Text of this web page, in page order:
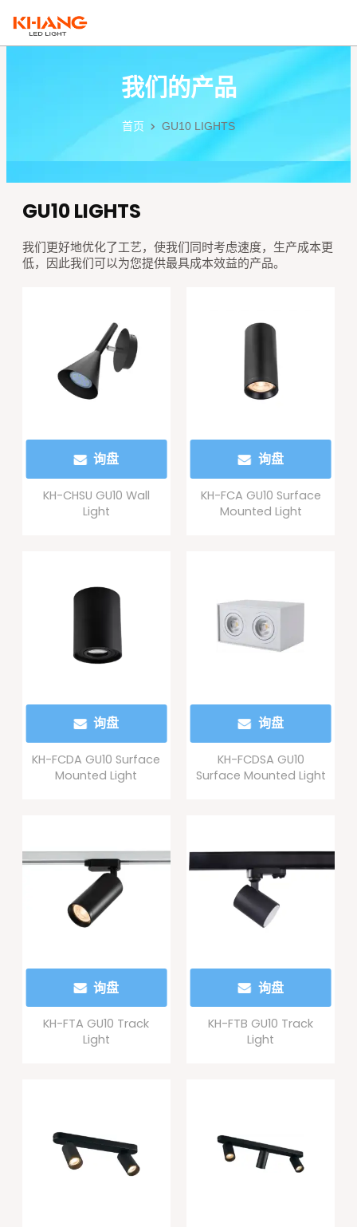
我们的产品
首页 GU10 LIGHTS
GU10 LIGHTS
我们更好地优化了工艺，使我们同时考虑速度，生产成本更
低，因此我们可以为您提供最具成本效益的产品。
询盘
KH-CHSU GU10 Wall
Light
询盘
KH-FCA GU10 Surface
Mounted Light
询盘
KH-FCDA GU10 Surface
Mounted Light
询盘
KH-FCDSA GU10
Surface Mounted Light
询盘
KH-FTA GU10 Track
Light
询盘
KH-FTB GU10 Track
Light